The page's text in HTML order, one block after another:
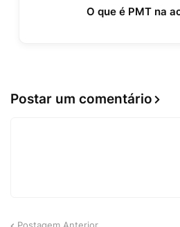
O que é PMT na
Postar um comentário